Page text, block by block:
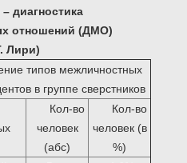
диагностика
отношений (ДМО)
Лири)
типов межличностных
в группе сверстников
Кол-во
человек
(абс)
Кол-во
человек (в
%)